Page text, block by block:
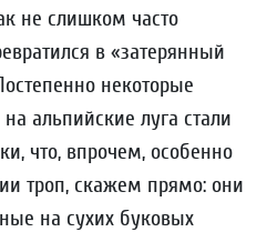
не слишком часто
в «затерянный
некоторые
альпийские луга стали
что, впрочем, особенно
троп, скажем прямо: они
на сухих буковых